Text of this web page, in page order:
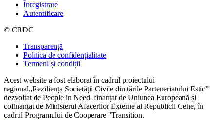
Înregistrare
Autentificare
© CRDC
Transparență
Politica de confidențialitate
Termeni și condiții
Acest website a fost elaborat în cadrul proiectului
regional„Reziliența Societății Civile din țările Parteneriatului Estic”
dezvoltat de People in Need, finanțat de Uniunea Europeană și
cofinanțat de Ministerul Afacerilor Externe al Republicii Cehe, în
cadrul Programului de Cooperare ”Transition.